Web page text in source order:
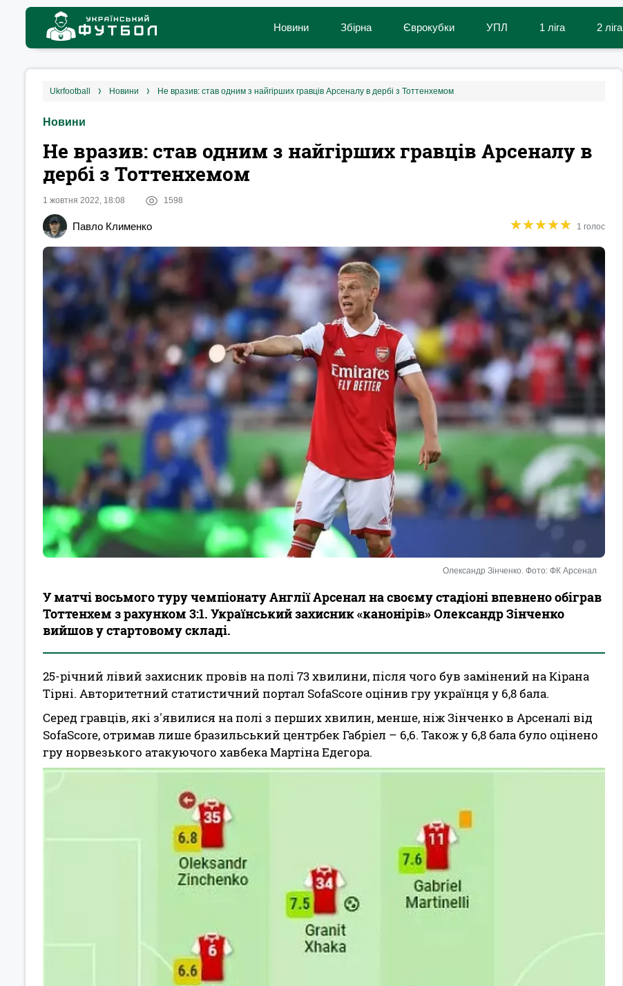
Новини Збірна Єврокубки УПЛ 1 ліга 2 ліга
ukrfootball новини Не вразив: став одним з найгірших гравців Арсеналу в дербі з Тоттенхемом
Новини
Не вразив: став одним з найгірших гравців Арсеналу в
дербі з Тоттенхемом
1 жовтня 2022, 18:08 1598
Павло Клименко ★★★★★
★★★★★ 1 голос
Олександр Зінченко. Фото: ФК Арсенал
У матчі восьмого туру чемпіонату Англії Арсенал на своєму стадіоні впевнено обіграв
Тоттенхем з рахунком 3:1. Український захисник «канонірів» Олександр Зінченко
вийшов у стартовому складі.
25-річний лівий захисник провів на полі 73 хвилини, після чого був замінений на Кірана
Тірні. Авторитетний статистичний портал SofaScore оцінив гру українця у 6,8 бала.
Серед гравців, які з'явилися на полі з перших хвилин, менше, ніж Зінченко в Арсеналі від
SofaScore, отримав лише бразильський центрбек Габріел – 6,6. Також у 6,8 бала було оцінено
гру норвезького атакуючого хавбека Мартіна Едегора.